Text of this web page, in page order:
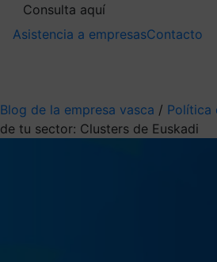
Consulta aquí
Asistencia a empresasContacto
Blog de la empresa vasca / Política
de tu sector: Clusters de Euskadi